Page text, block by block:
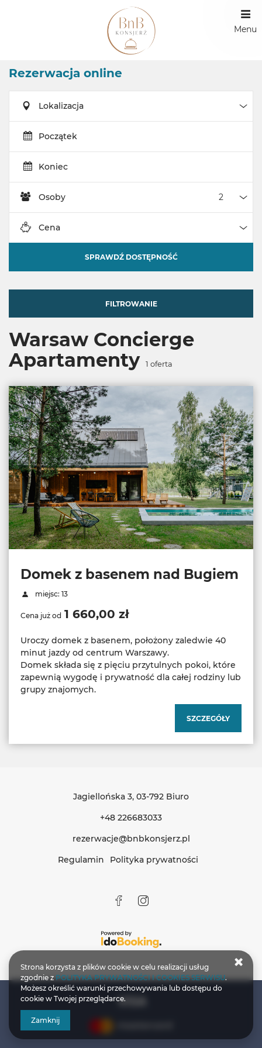
Menu
Rezerwacja online
Lokalizacja
Początek
Koniec
Osoby
Cena
SPRAWDŹ DOSTĘPNOŚĆ
FILTROWANIE
Warsaw Concierge
Apartamenty
1 oferta
Domek z basenem nad Bugiem
miejsc: 13
Cena już od 1 660,00 zł
Uroczy domek z basenem, położony zaledwie 40
minut jazdy od centrum Warszawy.
Domek składa się z pięciu przytulnych pokoi, które
zapewnią wygodę i prywatność dla całej rodziny lub
SZCZEGÓŁY
Jagiellońska 3, 03-792 Biuro
+48 226683033
rezerwacje@bnbkonsjerz.pl
Regulamin
Polityka prywatności
Strona korzysta z plików cookie w celu realizacji usług
zgodnie zPOLITYKA PRYWATNOŚCI I COOKIES SERWISU.
Możesz określić warunki przechowywania lub dostępu do
cookie w Twojej przeglądarce.
Zamknij